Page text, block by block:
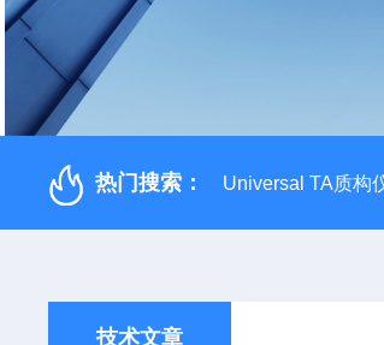
热门搜索： Universal TA质构
技术文章